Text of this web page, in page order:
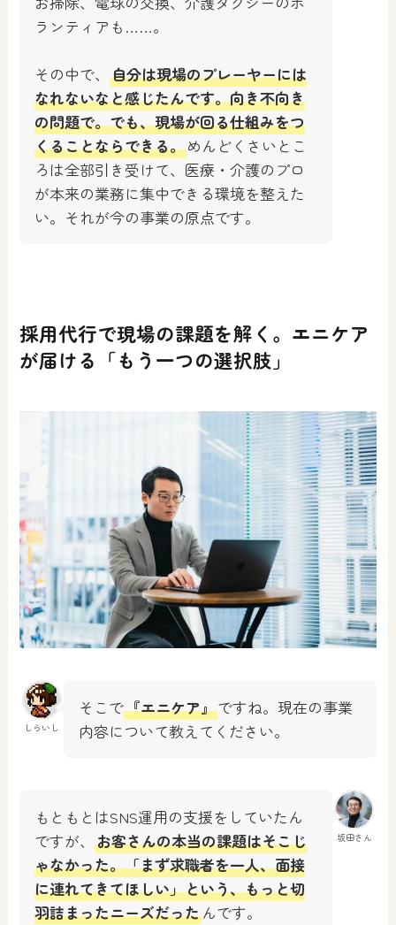
ランティアも……。
その中で、自分は現場のプレーヤーには
なれないなと感じたんです。向き不向き
の問題で。でも、現場が回る仕組みをつ
くることならできる。めんどくさいとこ
ろは全部引き受けて、医療・介護のプロ
が本来の業務に集中できる環境を整えた
い。それが今の事業の原点です。
採用代行で現場の課題を解く。エニケア
が届ける「もう一つの選択肢」
しらいし
そこで『エニケア』ですね。現在の事業
内容について教えてください。
坂田さん
もともとはSNS運用の支援をしていたん
ですが、お客さんの本当の課題はそこじ
ゃなかった。「まず求職者を一人、面接
に連れてきてほしい」という、もっと切
羽詰まったニーズだったんです。